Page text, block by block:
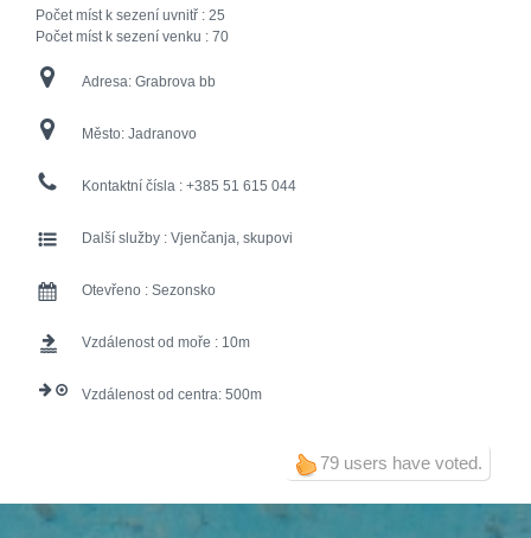
Počet míst k sezení uvnitř : 25
Počet míst k sezení venku : 70
Adresa: Grabrova bb
Město: Jadranovo
Kontaktní čísla : +385 51 615 044
Další služby : Vjenčanja, skupovi
Otevřeno : Sezonsko
Vzdálenost od moře : 10
Vzdálenost od centra: 500
79 users have voted.